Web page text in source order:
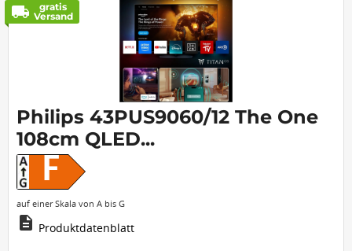
local_shipping
gratis
Versand
Philips 43PUS9060/12 The One
108cm QLED...
F
auf einer Skala von A bis G
description Produktdatenblatt